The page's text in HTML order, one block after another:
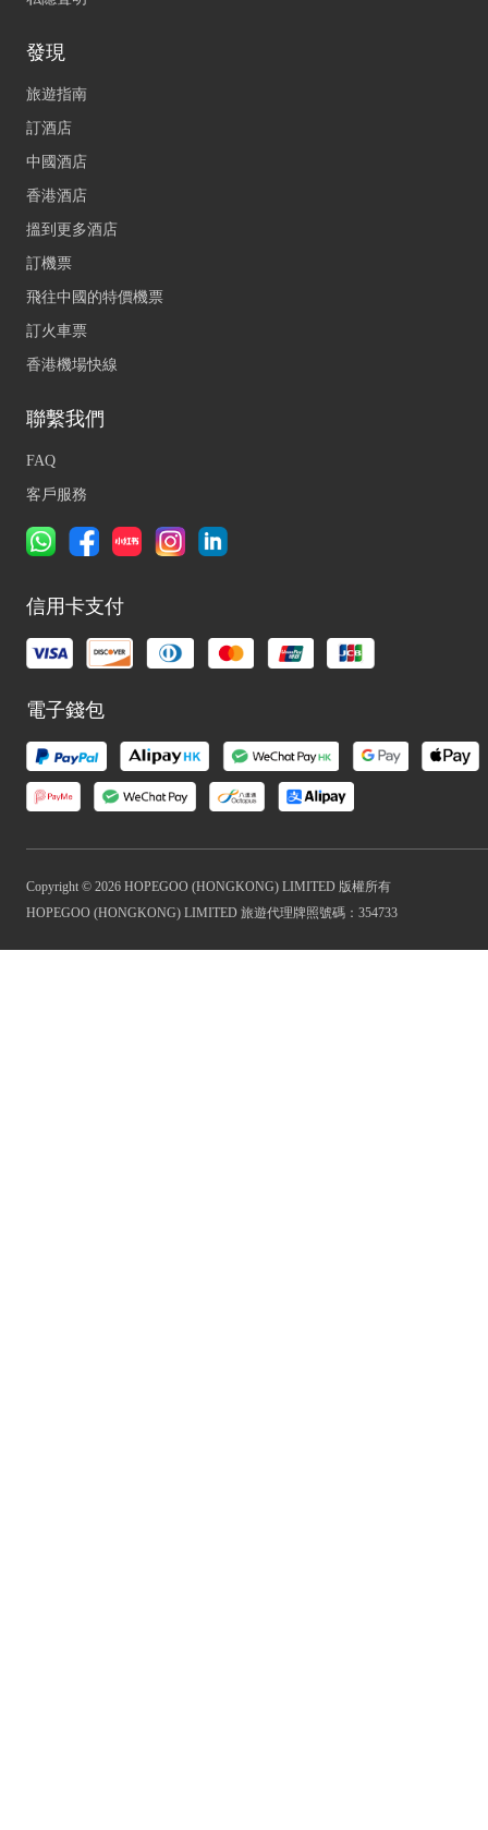
發現
旅遊指南
訂酒店
中國酒店
香港酒店
搵到更多酒店
訂機票
飛往中國的特價機票
訂火車票
香港機場快線
聯繫我們
FAQ
客戶服務
信用卡支付
電子錢包
Copyright © 2026 HOPEGOO (HONGKONG) LIMITED 版權所有
HOPEGOO (HONGKONG) LIMITED 旅遊代理牌照號碼：354733